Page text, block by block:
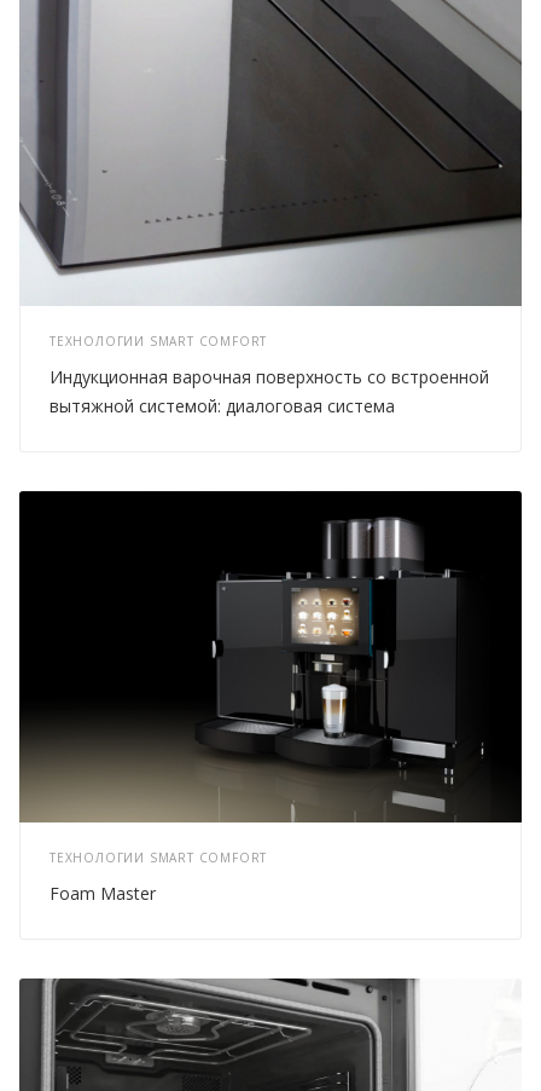
ТЕХНОЛОГИИ SMART COMFORT
Индукционная варочная поверхность со встроенной
вытяжной системой: диалоговая система
ТЕХНОЛОГИИ SMART COMFORT
Foam Master